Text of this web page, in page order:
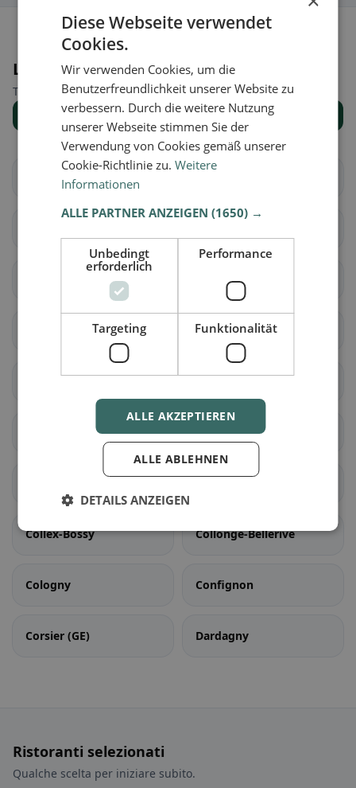
Luoghi nelle vicinanze
Trova il luogo giusto per la tua ricerca di ristoranti.
Mostra tutti i luoghi
Aire-la-Ville
Bellevue
Carouge (GE)
Cartigny Céligny
Chêne-Bougeries
Collex-Bossy Collonge-Bellerive
Cologny Confignon
Corsier (GE) Dardagny
Ristoranti selezionati
Qualche scelta per iniziare subito.
Diese Webseite verwendet
Cookies.
Wir verwenden Cookies, um die
Benutzerfreundlichkeit unserer Website zu
verbessern. Durch die weitere Nutzung
unserer Webseite stimmen Sie der
Verwendung von Cookies gemäß unserer
Cookie-Richtlinie zu.Weitere
Informationen
ALLE PARTNER ANZEIGEN(1650) →
Unbedingt
erforderlich
Performance
Targeting Funktionalität
ALLE AKZEPTIEREN
ALLE ABLEHNEN
DETAILS ANZEIGEN